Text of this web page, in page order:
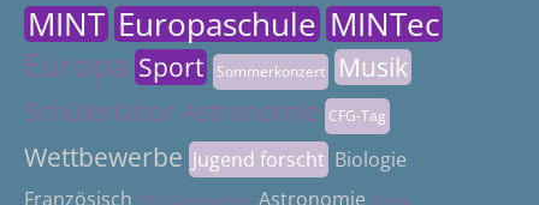
MINT Europaschule MINTec
Europa Sport Sommerkonzert
Musik
Schülerlabor Astronomie CFG-Tag
Wettbewerbe Jugend forscht Biologie
Französisch CFG Sommerfest Astronomie Abitur